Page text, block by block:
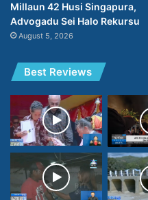
Millaun 42 Husi Singapura,
Advogadu Sei Halo Rekursu
August 5, 2026
Best Reviews